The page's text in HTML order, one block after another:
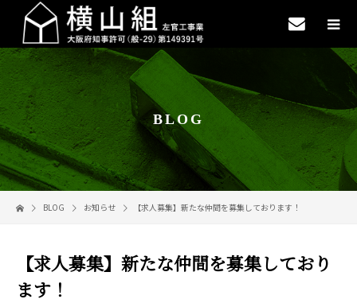
BLOG
BLOG お知らせ 【求人募集】新たな仲間を募集しております！
【求人募集】新たな仲間を募集しており
ます！